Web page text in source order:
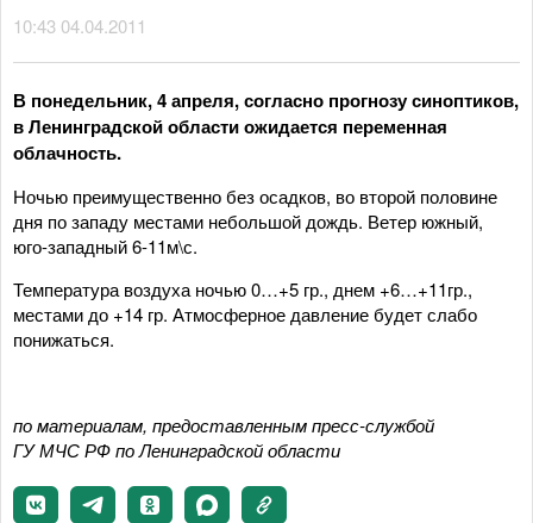
10:43 04.04.2011
В понедельник, 4 апреля, согласно прогнозу синоптиков,
в Ленинградской области ожидается переменная
облачность.
Ночью преимущественно без осадков, во второй половине
дня по западу местами небольшой дождь. Ветер южный,
юго-западный 6-11м\с.
Температура воздуха ночью 0…+5 гр., днем +6…+11гр.,
местами до +14 гр. Атмосферное давление будет слабо
понижаться.
по материалам, предоставленным пресс-службой
ГУ МЧС РФ по Ленинградской области